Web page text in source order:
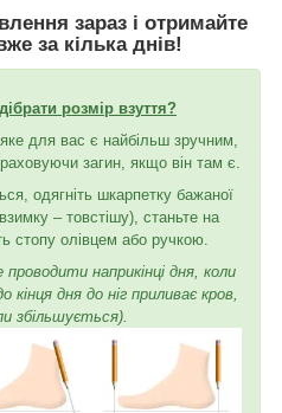
зараз і отримайте
за кілька днів!
розмір взуття?
для вас є найбільш зручним,
загин, якщо він там є.
одягніть шкарпетку бажаної
– товстішу), станьте на
стопу олівцем або ручкою.
наприкінці дня, коли
кінця дня до ніг приливає кров,
збільшується).